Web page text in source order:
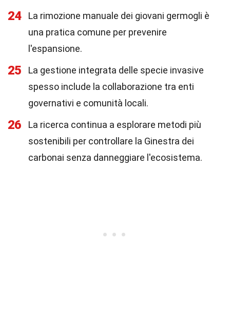
24
La rimozione manuale dei giovani germogli è
una pratica comune per prevenire
l'espansione.
25
La gestione integrata delle specie invasive
spesso include la collaborazione tra enti
governativi e comunità locali.
26
La ricerca continua a esplorare metodi più
sostenibili per controllare la Ginestra dei
carbonai senza danneggiare l'ecosistema.